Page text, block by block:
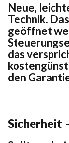
Neue,
Technik.
geöffnet
das
den
Sicherheit